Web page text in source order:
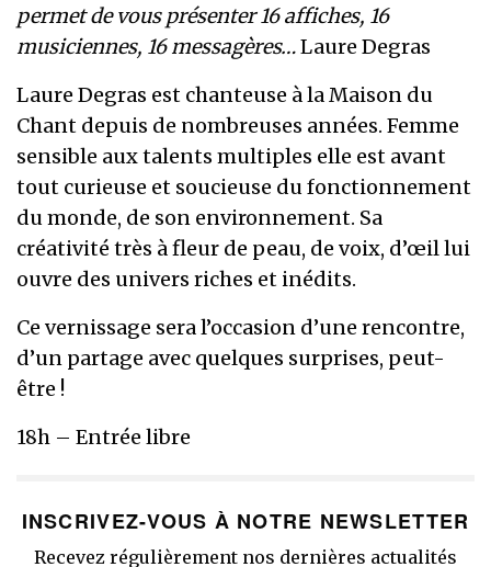
permet de vous présenter 16 affiches, 16
musiciennes, 16 messagères…Laure Degras
Laure Degras est chanteuse à la Maison du
Chant depuis de nombreuses années. Femme
sensible aux talents multiples elle est avant
tout curieuse et soucieuse du fonctionnement
du monde, de son environnement. Sa
créativité très à fleur de peau, de voix, d’œil lui
ouvre des univers riches et inédits.
Ce vernissage sera l’occasion d’une rencontre,
d’un partage avec quelques surprises, peut-
être !
18h – Entrée libre
INSCRIVEZ-VOUS À NOTRE NEWSLETTER
Recevez régulièrement nos dernières actualités